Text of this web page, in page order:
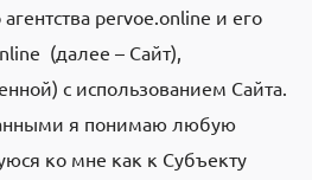
pervoe.online и его
(далее – Сайт),
с использованием Сайта.
я понимаю любую
ко мне как к Субъекту